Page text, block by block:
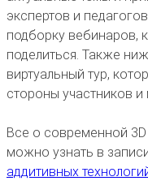
экспертов и
подборку вебинаров,
поделиться. Также
виртуальный тур,
стороны участников
Все о современной
можно узнать в
аддитивных